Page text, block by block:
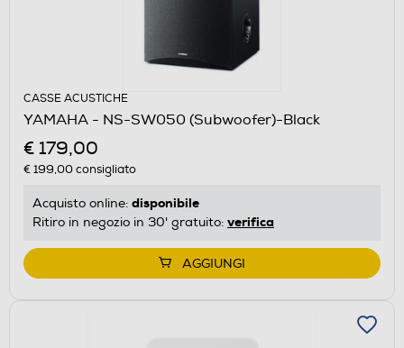
CASSE ACUSTICHE
YAMAHA - NS-SW050 (Subwoofer)-Black
€ 179,00
€ 199,00consigliato
Acquisto online: disponibile
Ritiro in negozio in 30' gratuito: verifica
AGGIUNGI